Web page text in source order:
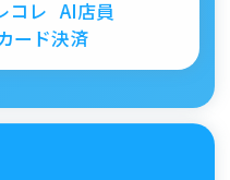
コレ AI店員
ード決済